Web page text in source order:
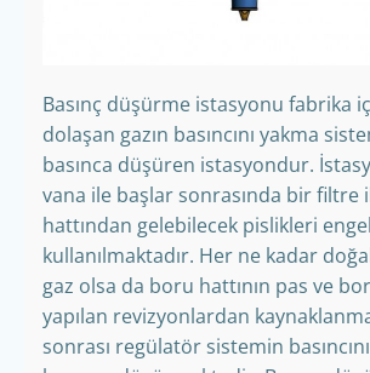
Basınç düşürme istasyonu fabrika
dolaşan gazın basıncını yakma
basınca düşüren istasyondur.
vana ile başlar sonrasında bir filtre
hattından gelebilecek pislikleri
kullanılmaktadır. Her ne kadar
gaz olsa da boru hattının pas ve
yapılan revizyonlardan
sonrası regülatör sistemin